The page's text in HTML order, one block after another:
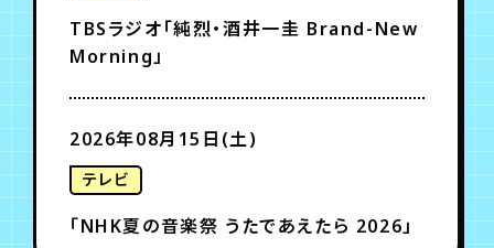
TBSラジオ「純烈・酒井一圭 Brand-New
Morning」
2026年08月15日(土)
テレビ
「NHK夏の音楽祭 うたであえたら 2026」